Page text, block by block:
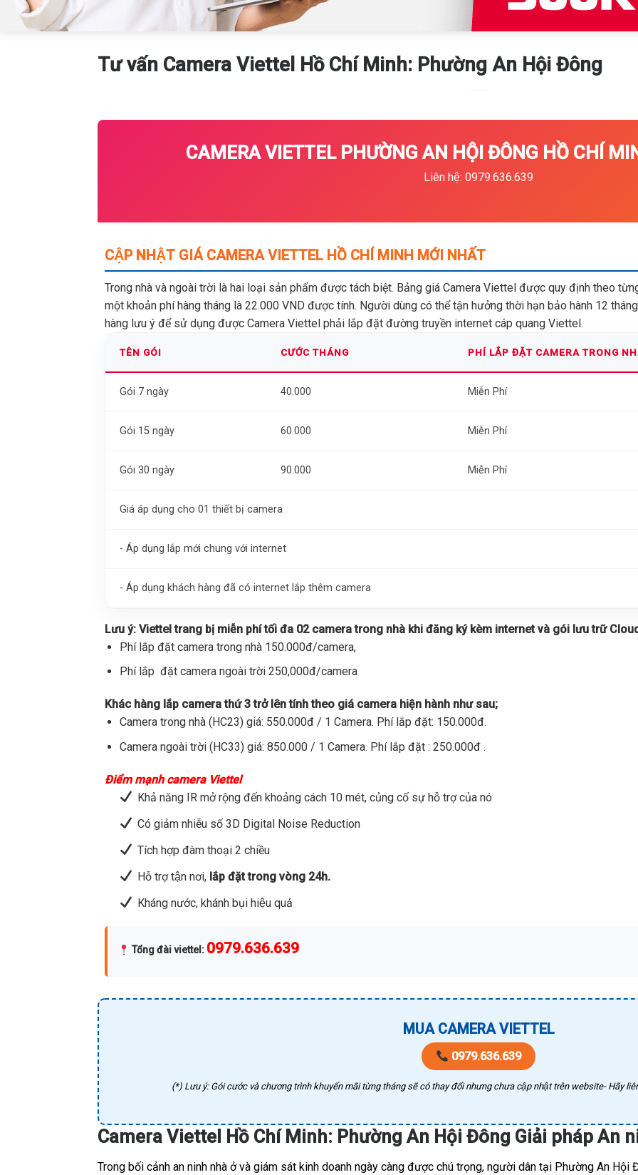
Tư vấn Camera Viettel Hồ Chí Minh: Phường An Hội Đông
CAMERA VIETTEL PHƯỜNG AN HỘI ĐÔNG HỒ CHÍ
Liên hệ: 0979.636.639
CẬP NHẬT GIÁ CAMERA VIETTEL HỒ CHÍ MINH MỚI NHẤT
Trong nhà và ngoài trời là hai loại sản phẩm được tách biệt. Bảng giá Camera Viettel được quy định theo
một khoản phí hàng tháng là 22.000 VND được tính. Người dùng có thể tận hưởng thời hạn bảo hành 12
hàng lưu ý để sử dụng được Camera Viettel phải lắp đặt đường truyền internet cáp quang Viettel.
TÊN GÓI CƯỚC THÁNG PHÍ LẮP ĐẶT CAMERA TRONG
Gói 7 ngày 40.000 Miễn Phí
Gói 15 ngày 60.000 Miễn Phí
Gói 30 ngày 90.000 Miễn Phí
Giá áp dụng cho 01 thiết bị camera
- Áp dụng lắp mới chung với internet
- Áp dụng khách hàng đã có internet lắp thêm camera
Lưu ý: Viettel trang bị miễn phí tối đa 02 camera trong nhà khi đăng ký kèm internet và gói lưu trữ
Phí lắp đặt camera trong nhà 150.000đ/camera,
Phí lắp đặt camera ngoài trời 250,000đ/camera
Khác hàng lắp camera thứ 3 trở lên tính theo giá camera hiện hành như sau;
Camera trong nhà (HC23) giá: 550.000đ / 1 Camera. Phí lắp đặt: 150.000đ.
Camera ngoài trời (HC33) giá: 850.000 / 1 Camera. Phí lắp đặt : 250.000đ .
Điểm mạnh camera Viettel
Khả năng IR mở rộng đến khoảng cách 10 mét, củng cố sự hỗ trợ của nó
Có giảm nhiễu số 3D Digital Noise Reduction
Tích hợp đàm thoại 2 chiều
Hỗ trợ tận nơi,lắp đặt trong vòng 24h.
Kháng nước, khánh bụi hiệu quả
Tổng đài viettel : 0979.636.639
MUA CAMERA VIETTEL
0979.636.639
(*) Lưu ý: Gói cước và chương trình khuyến mãi từng tháng sẽ có thay đổi nhưng chưa cập nhật trên website- Hãy
Camera Viettel Hồ Chí Minh: Phường An Hội Đông Giải pháp An
Trong bối cảnh an ninh nhà ở và giám sát kinh doanh ngày càng được chú trọng, người dân tại Phường An Hội